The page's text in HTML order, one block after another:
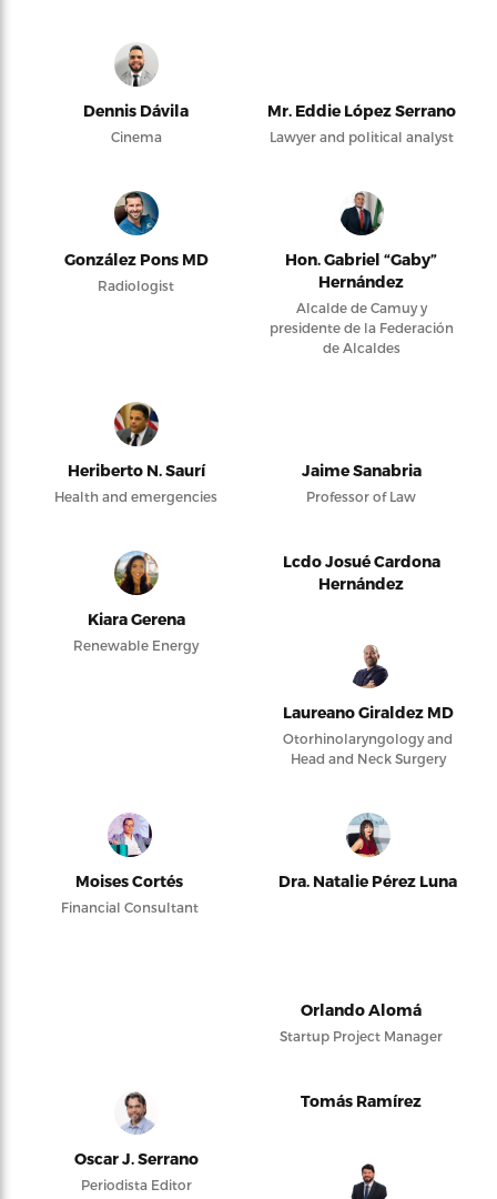
Dennis Dávila
Cinema
Mr. Eddie López Serrano
Lawyer and political analyst
González Pons MD
Radiologist
Hon. Gabriel “Gaby”
Hernández
Alcalde de Camuy y
presidente de la Federación
de Alcaldes
Heriberto N. Saurí
Health and emergencies
Jaime Sanabria
Professor of Law
Kiara Gerena
Renewable Energy
Lcdo Josué Cardona
Hernández
Laureano Giraldez MD
Otorhinolaryngology and
Head and Neck Surgery
Moises Cortés
Financial Consultant
Dra. Natalie Pérez Luna
Orlando Alomá
Startup Project Manager
Oscar J. Serrano
Periodista Editor
Tomás Ramírez